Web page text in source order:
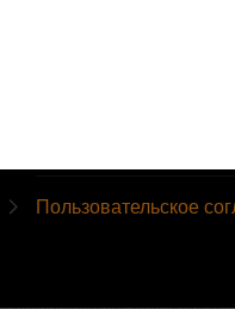
Пользовательское